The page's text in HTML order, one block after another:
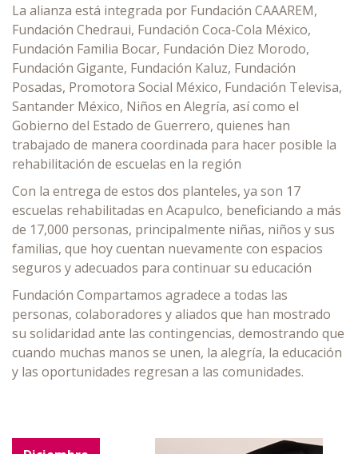
La alianza está integrada por Fundación CAAAREM,
Fundación Chedraui, Fundación Coca-Cola México,
Fundación Familia Bocar, Fundación Diez Morodo,
Fundación Gigante, Fundación Kaluz, Fundación
Posadas, Promotora Social México, Fundación Televisa,
Santander México, Niños en Alegría, así como el
Gobierno del Estado de Guerrero, quienes han
trabajado de manera coordinada para hacer posible la
rehabilitación de escuelas en la región
Con la entrega de estos dos planteles, ya son 17
escuelas rehabilitadas en Acapulco, beneficiando a más
de 17,000 personas, principalmente niñas, niños y sus
familias, que hoy cuentan nuevamente con espacios
seguros y adecuados para continuar su educación
Fundación Compartamos agradece a todas las
personas, colaboradores y aliados que han mostrado
su solidaridad ante las contingencias, demostrando que
cuando muchas manos se unen, la alegría, la educación
y las oportunidades regresan a las comunidades.